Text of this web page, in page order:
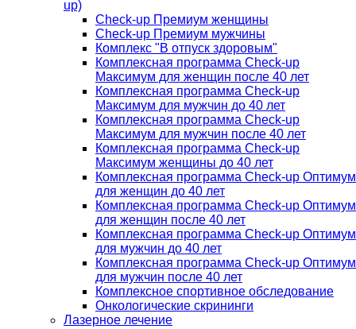
up)
Check-up Премиум женщины
Check-up Премиум мужчины
Комплекс "В отпуск здоровым"
Комплексная программа Check-up
Максимум для женщин после 40 лет
Комплексная программа Check-up
Максимум для мужчин до 40 лет
Комплексная программа Check-up
Максимум для мужчин после 40 лет
Комплексная программа Check-up
Максимум женщины до 40 лет
Комплексная программа Check-up Оптимум
для женщин до 40 лет
Комплексная программа Check-up Оптимум
для женщин после 40 лет
Комплексная программа Check-up Оптимум
для мужчин до 40 лет
Комплексная программа Check-up Оптимум
для мужчин после 40 лет
Комплексное спортивное обследование
Онкологические скрининги
Лазерное лечение